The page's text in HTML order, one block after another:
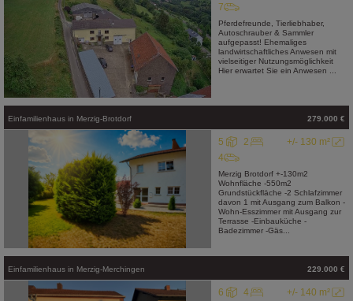
7
Pferdefreunde, Tierliebhaber,
Autoschrauber & Sammler
aufgepasst! Ehemaliges
landwirtschaftliches Anwesen mit
vielseitiger Nutzungsmöglichkeit
Hier erwartet Sie ein Anwesen ...
Einfamilienhaus in Merzig-Brotdorf 279.000 €
+/- 130 m²
5
2
4
Merzig Brotdorf +-130m2
Wohnfläche -550m2
Grundstückfläche -2 Schlafzimmer
davon 1 mit Ausgang zum Balkon -
Wohn-Esszimmer mit Ausgang zur
Terrasse -Einbauküche -
Badezimmer -Gäs...
Einfamilienhaus in Merzig-Merchingen 229.000 €
+/- 140 m²
6
4